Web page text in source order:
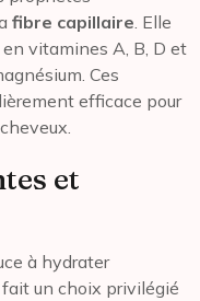
fibre capillaire. Elle
vitamines A, B, D et
Ces
efficace pour
et
à hydrater
un choix privilégié